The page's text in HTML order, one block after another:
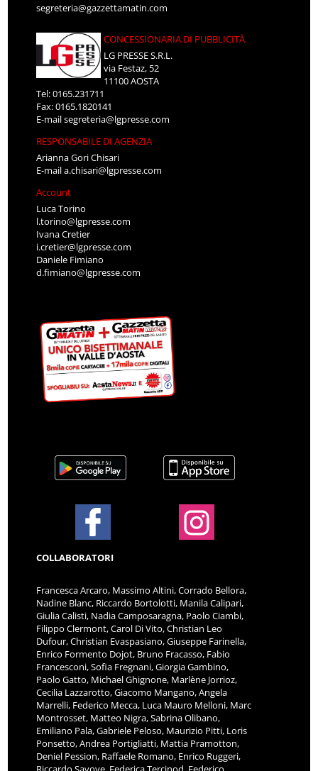
segreteria@gazzettamatin.com
CONCESSIONARIA DI PUBBLICITÀ
LG PRESSE S.R.L.
via Festaz, 52
11100 AOSTA
Tel: 0165.231711
Fax: 0165.1820141
E-mailsegreteria@lgpresse.com
RESPONSABILE DI AGENZIA
Arianna Gori Chisari
E-maila.chisari@lgpresse.com
Account
Luca Torino
l.torino@lgpresse.com
Ivana Cretier
i.cretier@lgpresse.com
Daniele Fimiano
d.fimiano@lgpresse.com
COLLABORATORI
Francesca Arcaro, Massimo Altini, Corrado Bellora,
Nadine Blanc, Riccardo Bortolotti, Manila Calipari,
Giulia Calisti, Nadia Camposaragna, Paolo Ciambi,
Filippo Clermont, Carol Di Vito, Christian Leo
Dufour, Christian Evaspasiano, Giuseppe Farinella,
Enrico Formento Dojot, Bruno Fracasso, Fabio
Francesconi, Sofia Fregnani, Giorgia Gambino,
Paolo Gatto, Michael Ghignone, Marlène Jorrioz,
Cecilia Lazzarotto, Giacomo Mangano, Angela
Marrelli, Federico Mecca, Luca Mauro Melloni, Marc
Montrosset, Matteo Nigra, Sabrina Olibano,
Emiliano Pala, Gabriele Peloso, Maurizio Pitti, Loris
Ponsetto, Andrea Portigliatti, Mattia Pramotton,
Deniel Pession, Raffaele Romano, Enrico Ruggeri,